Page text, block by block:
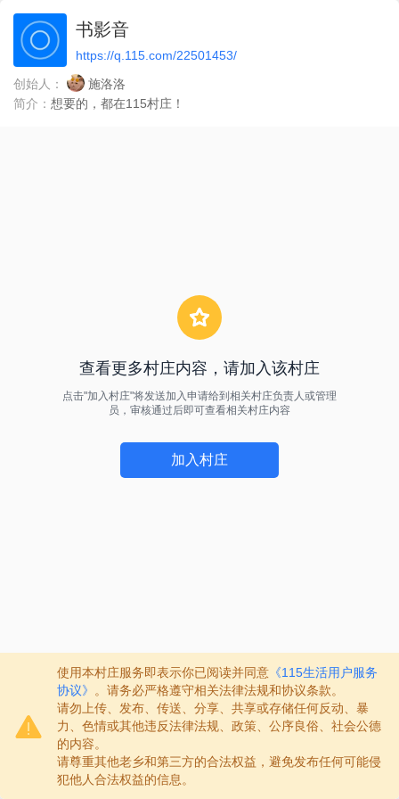
书影音
https://q.115.com/22501453/
创始人：
施洛洛
简介： 想要的，都在115村庄！
查看更多村庄内容，请加入该村庄
点击"加入村庄"将发送加入申请给到相关村庄负责人或管理
员，审核通过后即可查看相关村庄内容
加入村庄
使用本村庄服务即表示你已阅读并同意 《115生活用户服务
协议》
。请务必严格遵守相关法律法规和协议条款。
请勿上传、发布、传送、分享、共享或存储任何反动、暴
力、色情或其他违反法律法规、政策、公序良俗、社会公德
的内容。
请尊重其他老乡和第三方的合法权益，避免发布任何可能侵
犯他人合法权益的信息。